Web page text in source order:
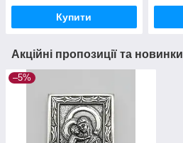
Купити
Акційні пропозиції та новинки
–5%